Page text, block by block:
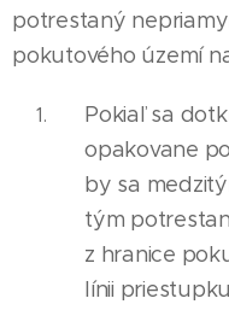
potrestaný
pokutového území
Pokiaľ sa
opakovane
by sa
tým
z hranice
línii